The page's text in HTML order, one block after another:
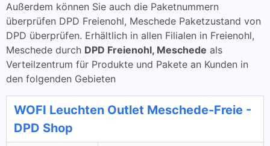
Außerdem können Sie auch die Paketnummern
überprüfen DPD Freienohl, Meschede Paketzustand von
DPD überprüfen. Erhältlich in allen Filialen in Freienohl,
Meschede durch DPD Freienohl, Meschede als
Verteilzentrum für Produkte und Pakete an Kunden in
den folgenden Gebieten
WOFI Leuchten Outlet Meschede-Freie -
DPD Shop